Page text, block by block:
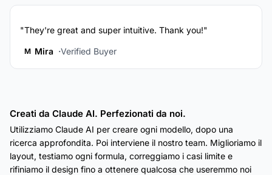
"They're great and super intuitive. Thank you!"
M Mira Verified Buyer
Creati da Claude AI. Perfezionati da noi.
Utilizziamo Claude AI per creare ogni modello, dopo una
ricerca approfondita. Poi interviene il nostro team. Miglioriamo il
layout, testiamo ogni formula, correggiamo i casi limite e
rifiniamo il design fino a ottenere qualcosa che useremmo noi